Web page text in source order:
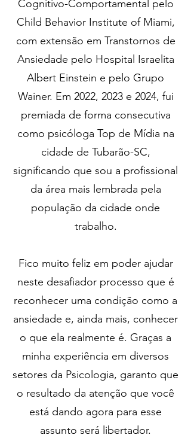
Cognitivo-Comportamental pelo
Child Behavior Institute of Miami,
com extensão em Transtornos de
Ansiedade pelo Hospital Israelita
Albert Einstein e pelo Grupo
Wainer. Em 2022, 2023 e 2024, fui
premiada de forma consecutiva
como psicóloga Top de Mídia na
cidade de Tubarão-SC,
significando que sou a profissional
da área mais lembrada pela
população da cidade onde
trabalho.
Fico muito feliz em poder ajudar
neste desafiador processo que é
reconhecer uma condição como a
ansiedade e, ainda mais, conhecer
o que ela realmente é. Graças a
minha experiência em diversos
setores da Psicologia, garanto que
o resultado da atenção que você
está dando agora para esse
assunto será libertador.